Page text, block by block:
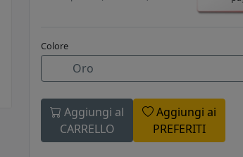
Colore
Oro
Aggiungi al
CARRELLO
Aggiungi ai
PREFERITI